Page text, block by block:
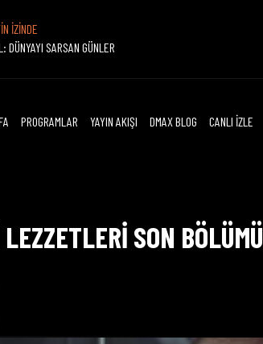
İZİNDE
DÜNYAYI SARSAN GÜNLER
PROGRAMLAR YAYIN AKIŞI DMAX BLOG CANLI İZLE
SON BÖLÜMÜ